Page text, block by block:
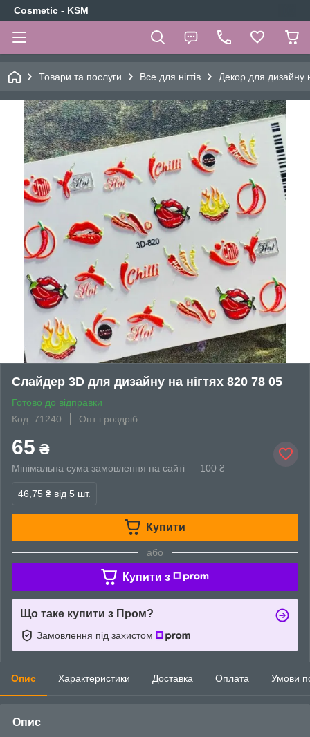
Cosmetic - KSM
Товари та послуги Все для нігтів Декор для дизайну
Слайдер 3D для дизайну на нігтях 820 78 05
Готово до відправки
Код: 71240
Опт і роздріб
65 ₴
Мінімальна сума замовлення на сайті — 100 ₴
46,75 ₴ від 5 шт.
Купити
або
Купити з
Що таке купити з Пром?
Замовлення під захистом
Опис Характеристики Доставка Оплата Умови
Опис